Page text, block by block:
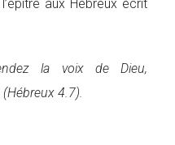
aux Hébreux écrit
la voix de Dieu,
4.7).